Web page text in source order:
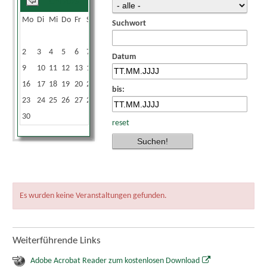
Mo Di Mi Do Fr Sa
2
3 4 5 6 7
9
10 11 12 13 14
16
17 18 19 20 21
23
24 25 26 27 28
30
Suchwort
Datum
bis:
reset
Es wurden keine Veranstaltungen gefunden.
Weiterführende Links
Adobe Acrobat Reader zum kostenlosen Download